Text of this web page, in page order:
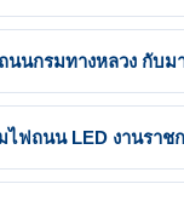
นนกรมทางหลวง กับม
ไฟถนน LED งานราช